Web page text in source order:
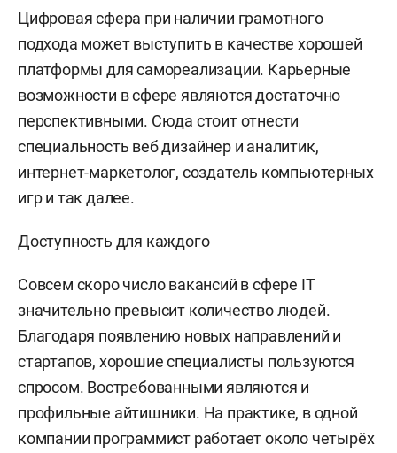
Цифровая сфера при наличии грамотного
подхода может выступить в качестве хорошей
платформы для самореализации. Карьерные
возможности в сфере являются достаточно
перспективными. Сюда стоит отнести
специальность веб дизайнер и аналитик,
интернет-маркетолог, создатель компьютерных
игр и так далее.
Доступность для каждого
Совсем скоро число вакансий в сфере IT
значительно превысит количество людей.
Благодаря появлению новых направлений и
стартапов, хорошие специалисты пользуются
спросом. Востребованными являются и
профильные айтишники. На практике, в одной
компании программист работает около четырёх